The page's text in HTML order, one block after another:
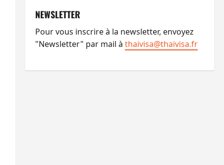
NEWSLETTER
Pour vous inscrire à la newsletter, envoyez
"Newsletter" par mail à thaivisa@thaivisa.fr